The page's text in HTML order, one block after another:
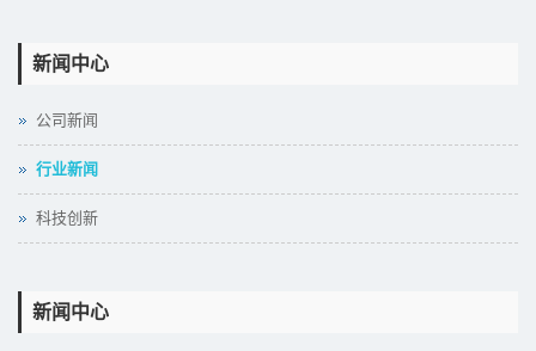
新闻中心
公司新闻
行业新闻
科技创新
新闻中心